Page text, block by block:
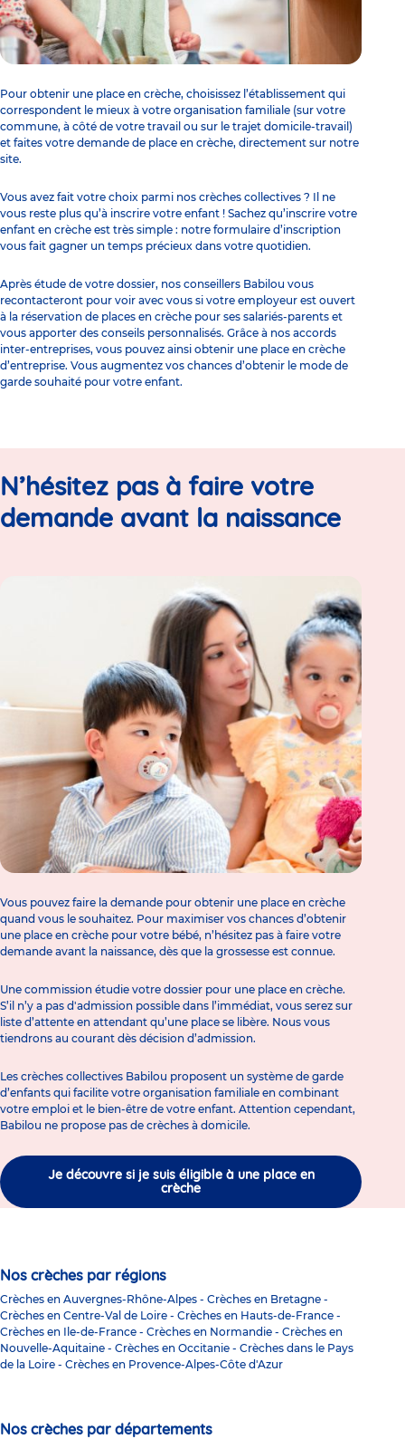
Pour obtenir une place en crèche, choisissez l’établissement qui
correspondent le mieux à votre organisation familiale (sur votre
commune, à côté de votre travail ou sur le trajet domicile-travail)
et faites votre demande de place en crèche, directement sur notre
site.
Vous avez fait votre choix parmi nos crèches collectives ? Il ne
vous reste plus qu’à inscrire votre enfant ! Sachez qu’inscrire votre
enfant en crèche est très simple : notre formulaire d’inscription
vous fait gagner un temps précieux dans votre quotidien.
Après étude de votre dossier, nos conseillers Babilou vous
recontacteront pour voir avec vous si votre employeur est ouvert
à la réservation de places en crèche pour ses salariés-parents et
vous apporter des conseils personnalisés. Grâce à nos accords
inter-entreprises, vous pouvez ainsi obtenir une place en crèche
d’entreprise. Vous augmentez vos chances d’obtenir le mode de
garde souhaité pour votre enfant.
N’hésitez pas à faire votre
demande avant la naissance
Vous pouvez faire la demande pour obtenir une place en crèche
quand vous le souhaitez. Pour maximiser vos chances d’obtenir
une place en crèche pour votre bébé, n’hésitez pas à faire votre
demande avant la naissance, dès que la grossesse est connue.
Une commission étudie votre dossier pour une place en crèche.
S’il n’y a pas d'admission possible dans l’immédiat, vous serez sur
liste d’attente en attendant qu’une place se libère. Nous vous
tiendrons au courant dès décision d’admission.
Les crèches collectives Babilou proposent un système de garde
d’enfants qui facilite votre organisation familiale en combinant
votre emploi et le bien-être de votre enfant. Attention cependant,
Babilou ne propose pas de crèches à domicile.
Je découvre si je suis éligible à une place en
crèche
Nos crèches par régions
Crèches en Auvergnes-Rhône-Alpes - Crèches en Bretagne -
Crèches en Centre-Val de Loire - Crèches en Hauts-de-France -
Crèches en Ile-de-France - Crèches en Normandie - Crèches en
Nouvelle-Aquitaine - Crèches en Occitanie - Crèches dans le Pays
de la Loire - Crèches en Provence-Alpes-Côte d'Azur
Nos crèches par départements